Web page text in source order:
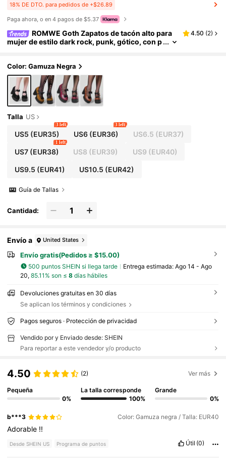
18% DE DTO. para pedidos de +$26.89
Paga ahora, o en 4 pagos de $5.37
ROMWE Goth Zapatos de tacón alto para
mujer de estilo dark rock, punk, gótico, con p
es de cuero de tacón bajo para uso diario y trabaj
o
4.50 (2)
Color: Gamuza Negra
Talla US
US5 (EUR35)
3 left
US6 (EUR36)
3 left
US6.5 (EUR37)
US7(EUR38)
1 left
US8 (EUR39) US9 (EUR40)
US9.5 (EUR41) US10.5 (EUR42)
Guía de Tallas
Cantidad:
Envío a United States
Envío gratis(Pedidos ≥ $15.00)
500 puntos SHEIN si llega tarde Entrega estimada: Ago 14 - Ago
20, 85.11% son ≤ 8días hábiles
Devoluciones gratuitas en 30 días
Se aplican los términos y condiciones
Pagos seguros · Protección de privacidad
Vendido por y Enviado desde: SHEIN
Para reportar a este vendedor y/o producto
4.50 (2) Ver más
Pequeña
0%
La talla corresponde
100%
Grande
0%
b***3 Color: Gamuza negra / Talla: EUR40
Adorable !!
Desde SHEIN US Programa de puntos Útil (0)